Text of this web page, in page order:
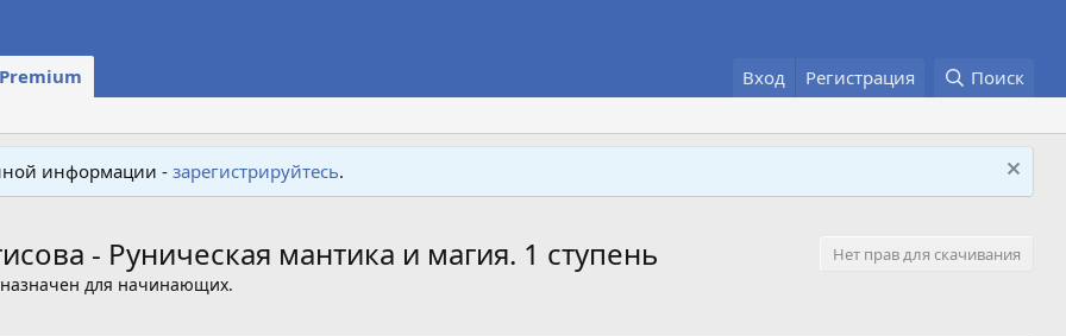
Вход Регистрация Поиск
информации - зарегистрируйтесь.
- Руническая мантика и магия. 1 ступень Нет прав для скачивания
для начинающих.